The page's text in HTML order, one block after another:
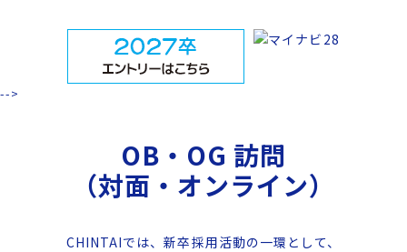
-->
OB・OG 訪問
（対面・オンライン）
CHINTAIでは、新卒採用活動の一環として、